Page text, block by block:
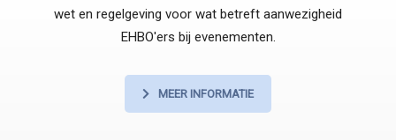
wet en regelgeving voor wat betreft aanwezigheid
EHBO'ers bij evenementen.
MEER INFORMATIE